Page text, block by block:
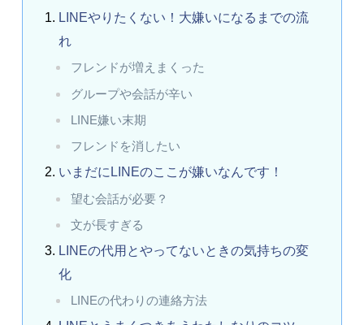
LINEやりたくない！大嫌いになるまでの流
れ
フレンドが増えまくった
グループや会話が辛い
LINE嫌い末期
フレンドを消したい
いまだにLINEのここが嫌いなんです！
望む会話が必要？
文が長すぎる
LINEの代用とやってないときの気持ちの変
化
LINEの代わりの連絡方法